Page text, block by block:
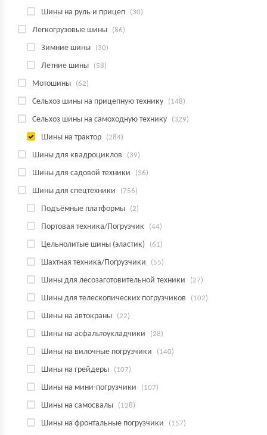
Шины на руль и прицеп (30)
Легкогрузовые шины (86)
Зимние шины (30)
Летние шины (58)
Мотошины (62)
Сельхоз шины на прицепную технику (148)
Сельхоз шины на самоходную технику (329)
Шины на трактор (284)
Шины для квадроциклов (39)
Шины для садовой техники (36)
Шины для спецтехники (756)
Подъёмные платформы (2)
Портовая техника/Погрузчик (44)
Цельнолитые шины (эластик) (61)
Шахтная техника/Погрузчики (55)
Шины для лесозаготовительной техники (27)
Шины для телескопических погрузчиков (102)
Шины на автокраны (22)
Шины на асфальтоукладчики (28)
Шины на вилочные погрузчики (140)
Шины на грейдеры (107)
Шины на мини-погрузчики (107)
Шины на самосвалы (128)
Шины на фронтальные погрузчики (157)